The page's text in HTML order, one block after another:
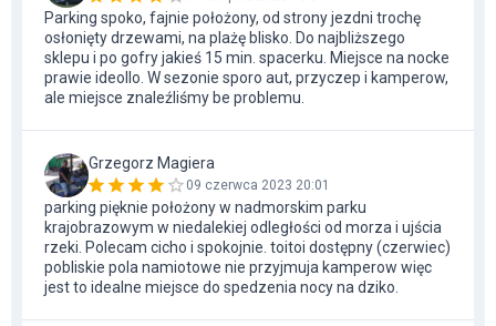
Parking spoko, fajnie położony, od strony jezdni trochę
osłonięty drzewami, na plażę blisko. Do najbliższego
sklepu i po gofry jakieś 15 min. spacerku. Miejsce na nocke
prawie ideollo. W sezonie sporo aut, przyczep i kamperow,
ale miejsce znaleźliśmy be problemu.
Grzegorz Magiera
09 czerwca 2023 20:01
parking pięknie położony w nadmorskim parku
krajobrazowym w niedalekiej odległości od morza i ujścia
rzeki. Polecam cicho i spokojnie. toitoi dostępny (czerwiec)
pobliskie pola namiotowe nie przyjmuja kamperow więc
jest to idealne miejsce do spedzenia nocy na dziko.